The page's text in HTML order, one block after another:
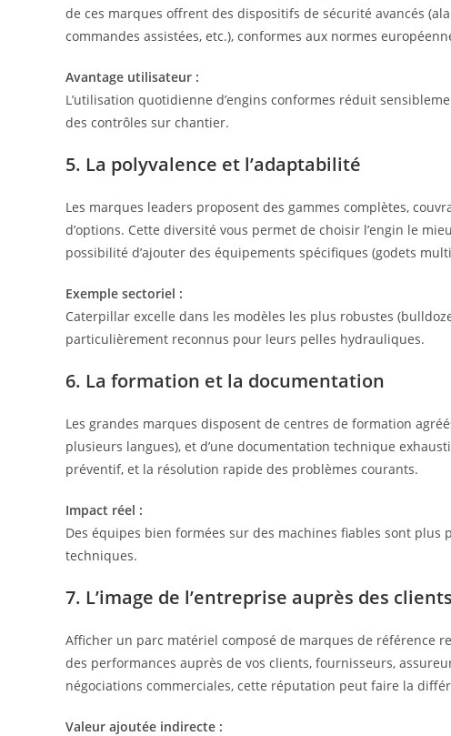
de ces marques offrent des dispositifs de sécurité avancés
commandes assistées, etc.), conformes aux normes
Avantage utilisateur :
L’utilisation quotidienne d’engins conformes réduit
des contrôles sur chantier.
5. La polyvalence et l’adaptabilité
Les marques leaders proposent des gammes complètes,
d’options. Cette diversité vous permet de choisir l’engin le
possibilité d’ajouter des équipements spécifiques (godets
Exemple sectoriel :
Caterpillar excelle dans les modèles les plus robustes
particulièrement reconnus pour leurs pelles hydrauliques.
6. La formation et la documentation
Les grandes marques disposent de centres de formation
plusieurs langues), et d’une documentation technique
préventif, et la résolution rapide des problèmes courants.
Impact réel :
Des équipes bien formées sur des machines fiables sont plus
techniques.
7. L’image de l’entreprise auprès des
Afficher un parc matériel composé de marques de référence
des performances auprès de vos clients, fournisseurs,
négociations commerciales, cette réputation peut faire la
Valeur ajoutée indirecte :